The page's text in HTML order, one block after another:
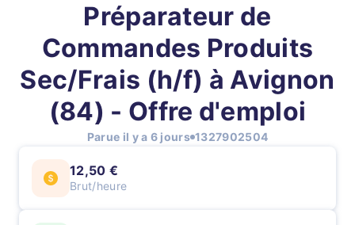
Préparateur de
Commandes Produits
Sec/Frais (h/f) à Avignon
(84) - Offre d'emploi
Parue il y a 6 jours 1327902504
12,50 €
Brut/heure